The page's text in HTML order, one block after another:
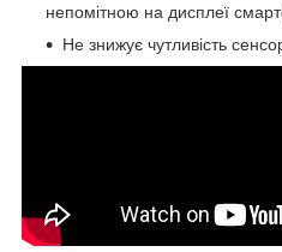
непомітною на дисплеї
Не знижує чутливість